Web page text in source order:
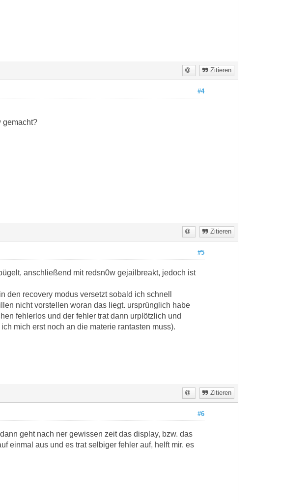
Zitieren
#4
gemacht?
Zitieren
#5
anschließend mit redsn0w gejailbreakt, jedoch ist
recovery modus versetzt sobald ich schnell
nicht vorstellen woran das liegt. ursprünglich habe
fehlerlos und der fehler trat dann urplötzlich und
mich erst noch an die materie rantasten muss).
Zitieren
#6
geht nach ner gewissen zeit das display, bzw. das
einmal aus und es trat selbiger fehler auf, helft mir. es